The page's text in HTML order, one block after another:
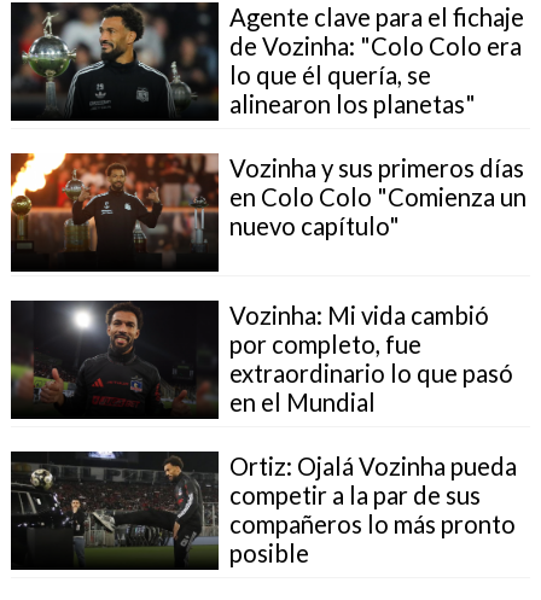
Agente clave para el fichaje
de Vozinha: "Colo Colo era
lo que él quería, se
alinearon los planetas"
Vozinha y sus primeros días
en Colo Colo "Comienza un
nuevo capítulo"
Vozinha: Mi vida cambió
por completo, fue
extraordinario lo que pasó
en el Mundial
Ortiz: Ojalá Vozinha pueda
competir a la par de sus
compañeros lo más pronto
posible